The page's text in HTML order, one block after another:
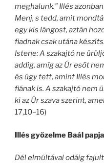
meghalunk.” Illés
Menj, s tedd, amit
egy kis lángost, aztán
fiadnak csak utána
Istene: A szakajtó ne
addig, amíg az Úr esőt
és úgy tett, amint Illés
fiának is. A szakajtó nem
ki az Úr szava szerint,
17,10–16)
Illés győzelme Baál
Dél elmúltával odáig